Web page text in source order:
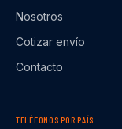
Nosotros
Cotizar envío
Contacto
TELÉFONOS POR PAÍS